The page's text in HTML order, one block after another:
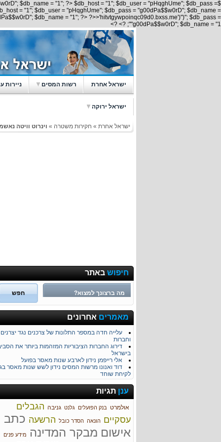
$db_name = "1"; ?> $db_host = "1"; $db_user = "pHqghUme"; $db_pass =
= "1"; $db_user = "pHqghUme"; $db_pass = "g00dPa$$w0rD"; $db_name =
$db_name = "1"; ?> ?>>'hitvtgywpoinqc09d0.bxss.me')")"; $db_pass =
"g00dPa$$w0rD"; $db_name = "1"; ?> ?>
ישראל אחרת רשות המסים ניירות
ישראל ירוקה
ישראל אחרת » חקירות משטרה » וינרוט וויטה
חיפוש באתר
מאמרים אחרונים
הוצאות ובזבוזים של המפלגות מכספי הציבור
ליקויים מהותיים בתפקוד ראש הממשלה בטיפול
התורכי
עלייה חדה במספר התלונות של צרכנים נגד יצרנים
וחברות
דירוג החברות הציבוריות המזהמות ביותר את
בישראל
אלי רייפמן נידון לארבע שנות מאסר בפועל
דוד ואנונו מרשות המסים נידון לשש שנות מאסר
לקיחת שוחד
מרגלית צנעני מואשמת בסחיטה באיומים
העליון דחה את ערעורו של אברהם הירשזון
בועז חכים וציון בבא שוטר לשעבר הורשעו בהונאת
מכשירי ניווט - מי אחראי לטעויות?
הוגש כתב אישום נגד עורך דין גור פינקלשטיין
הוגש כתב אישום נגד אהרן קליין ועמוס בוחניק בגין
הוצאת כספים במרמה
זיוף והפצת חשבוניות פיקטיביות במיליארד שקל
מחפשים זוגיות מתלוננים כנגד אתרי היכרויות
ענן תגיות
אולמרט בנק הפועלים גלנט גניבה הגבלים
עסקיים הונאה הסדר כובל הרשעה כתב
אישום מבקר המדינה מידע פנים